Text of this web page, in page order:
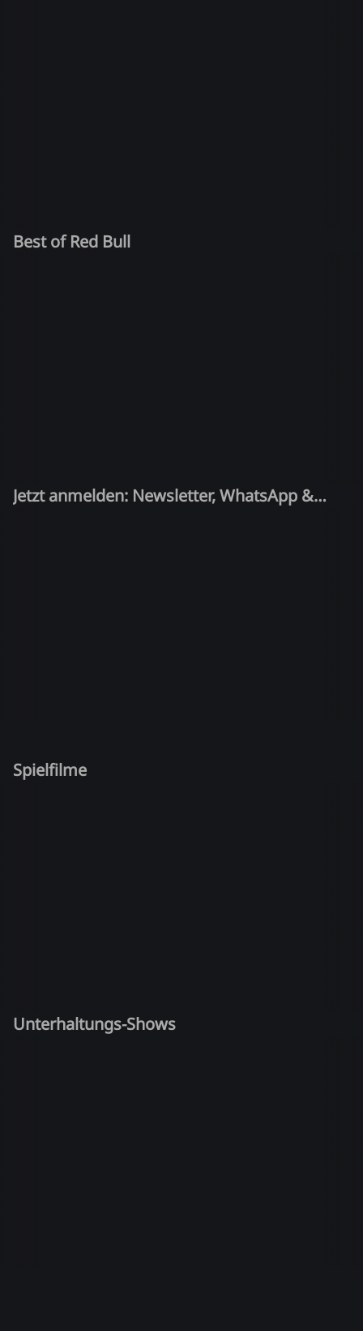
Best of Red Bull
Jetzt anmelden: Newsletter, WhatsApp &
Spielfilme
Unterhaltungs-Shows